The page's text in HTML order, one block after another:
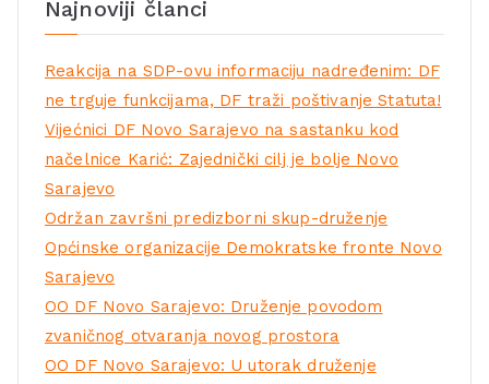
Najnoviji članci
Reakcija na SDP-ovu informaciju nadređenim: DF
ne trguje funkcijama, DF traži poštivanje Statuta!
Vijećnici DF Novo Sarajevo na sastanku kod
načelnice Karić: Zajednički cilj je bolje Novo
Sarajevo
Održan završni predizborni skup-druženje
Općinske organizacije Demokratske fronte Novo
Sarajevo
OO DF Novo Sarajevo: Druženje povodom
zvaničnog otvaranja novog prostora
OO DF Novo Sarajevo: U utorak druženje